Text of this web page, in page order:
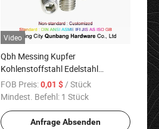
Video
Qbh Messing Kupfer
Kohlenstoffstahl Edelstahl
Vollmetall Fitting Innenstecker
Männliches Gewinde Kegel
FOB Preis:0,01 $/ Stück
Mindest. Befehl: 1 Stück
Anfrage Absenden